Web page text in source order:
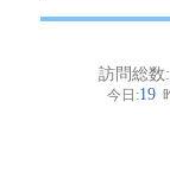
ー